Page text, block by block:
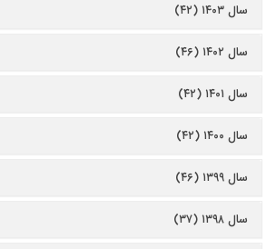
سال ۱۴۰۳ (۴۲)
سال ۱۴۰۲ (۴۶)
سال ۱۴۰۱ (۴۲)
سال ۱۴۰۰ (۴۲)
سال ۱۳۹۹ (۴۶)
سال ۱۳۹۸ (۳۷)